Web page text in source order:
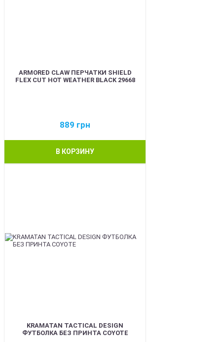
ARMORED CLAW ПЕРЧАТКИ SHIELD
FLEX CUT HOT WEATHER BLACK 29668
889 грн
В КОРЗИНУ
KRAMATAN TACTICAL DESIGN
ФУТБОЛКА БЕЗ ПРИНТА COYOTE